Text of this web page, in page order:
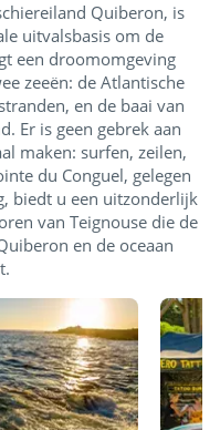
Quiberon, is
uitvalsbasis om de
een droomomgeving
zeeën: de Atlantische
en de baai van
Er is geen gebrek aan
maken: surfen, zeilen,
du Conguel, gelegen
biedt u een uitzonderlijk
van Teignouse die de
en de oceaan